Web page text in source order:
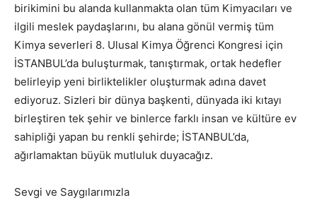
birikimini bu alanda kullanmakta olan tüm Kimyacıları ve
ilgili meslek paydaşlarını, bu alana gönül vermiş tüm
Kimya severleri 8. Ulusal Kimya Öğrenci Kongresi için
İSTANBUL’da buluşturmak, tanıştırmak, ortak hedefler
belirleyip yeni birliktelikler oluşturmak adına davet
ediyoruz. Sizleri bir dünya başkenti, dünyada iki kıtayı
birleştiren tek şehir ve binlerce farklı insan ve kültüre ev
sahipliği yapan bu renkli şehirde; İSTANBUL’da,
ağırlamaktan büyük mutluluk duyacağız.
Sevgi ve Saygılarımızla